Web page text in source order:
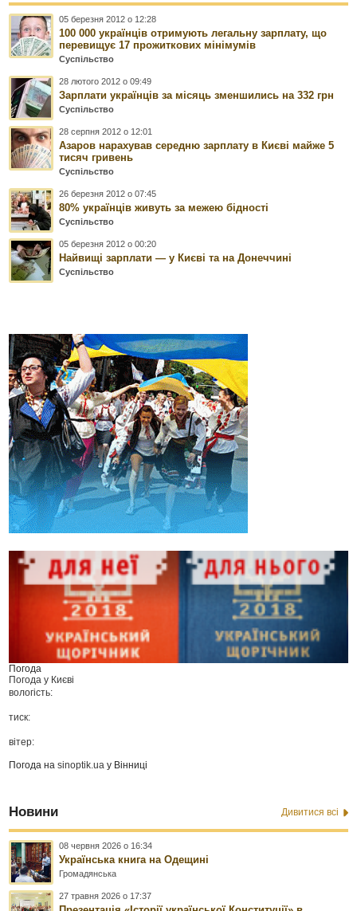
05 березня 2012 о 12:28
100 000 українців отримують легальну зарплату, що
перевищує 17 прожиткових мінімумів
Суспільство
28 лютого 2012 о 09:49
Зарплати українців за місяць зменшились на 332 грн
Суспільство
28 серпня 2012 о 12:01
Азаров нарахував середню зарплату в Києві майже 5
тисяч гривень
Суспільство
26 березня 2012 о 07:45
80% українців живуть за межею бідності
Суспільство
05 березня 2012 о 00:20
Найвищі зарплати — у Києві та на Донеччині
Суспільство
Погода
Погода у Києві
вологість:
тиск:
вітер:
Погода наsinoptik.ua у Вінниці
Новини Дивитися всі
08 червня 2026 о 16:34
Українська книга на Одещині
Громадянська
27 травня 2026 о 17:37